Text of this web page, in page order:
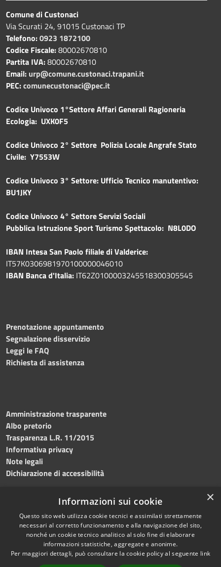
Comune di Custonaci
Via Scurati 24, 91015 Custonaci TP
Telefono:0923 1872100
Codice Fiscale:80002670810
Partita IVA:80002670810
Email: urp@comune.custonaci.trapani.it
PEC:comunecustonaci@pec.it
Codice Univoco 1°Settore Affari Generali Ragioneria
Ecologia: UXK0F5
Codice Univoco 2° Settore Polizia Locale Angrafe Stato
Civile: Y7553W
Codice Univoco 3° Settore: Ufficio Tecnico manutentivo:
BU1JKY
Codice Univoco 4° Settore Servizi Sociali
Pubblica Istruzione Sport Turismo Spettacolo: N8L0DO
IBAN Intesa San Paolo filiale di Valderice:
IT57K0306981970100000046010
IBAN Banca d'Italia: IT62Z0100003245518300305545
Prenotazione appuntamento
Segnalazione disservizio
Leggi le FAQ
Richiesta di assistenza
Amministrazione trasparente
Albo pretorio
Trasparenza L.R. 11/2015
Informativa privacy
Note legali
Dichiarazione di accessibilità
RSS
Accessibilità
Cookie
Copyright © 2026 • Comune di
Custonaci • Powered by
Municipium•Accesso
redazione
×
Informazioni sui cookie
Questo sito web utilizza cookie tecnici e assimilati strettamente
necessari al corretto funzionamento e alla navigazione del sito,
nonché un cookie tecnico analitico al solo fine di elaborare
informazioni statistiche, aggregate e anonime.
Per maggiori dettagli, può consultare la cookie policy al seguente link